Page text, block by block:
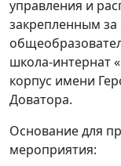
управления и
закрепленным
школа-интернат
корпус имени
Доватора.
Основание для
мероприятия: